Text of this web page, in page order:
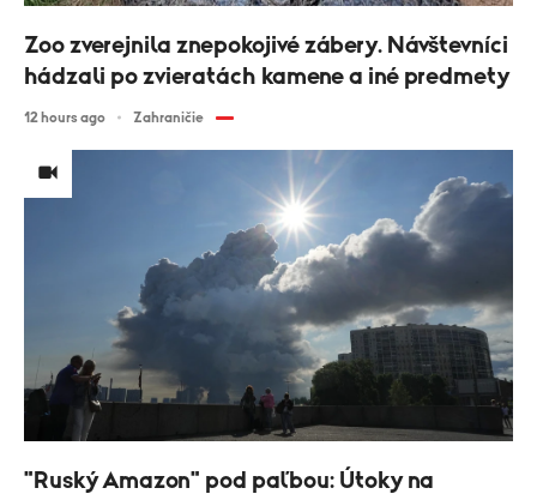
Zoo zverejnila znepokojivé zábery. Návštevníci
hádzali po zvieratách kamene a iné predmety
12 hours ago Zahraničie
"Ruský Amazon" pod paľbou: Útoky na